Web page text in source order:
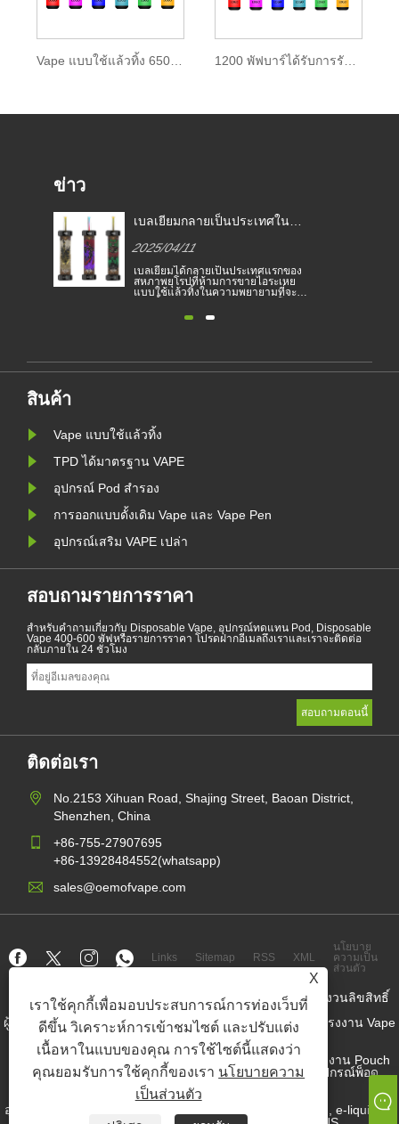
Vape แบบใช้แล้วทิ้ง 650mah 1200 Puffs
X
เราใช้คุกกี้เพื่อมอบประสบการณ์การท่องเว็บที่
ดีขึ้น วิเคราะห์การเข้าชมไซต์ และปรับแต่ง
เนื้อหาในแบบของคุณ การใช้ไซต์นี้แสดงว่า
คุณยอมรับการใช้คุกกี้ของเรา นโยบายความ
เป็นส่วนตัว
ข่าว
กฎหมายบุหรี่อิเล็กทรอนิกส์ใน
2025/04/11
บุหรี่อิเล็กทรอนิกส์ได้กลายเป็น
ผลิตภัณฑ์ยอดนิยมที่ช่วยให้ผู้บริโภคลด
การสูบบุหรี่หรือเลิกสูบบุหรี่ บทความนี้
ของบุหรี่อิเล็กทรอนิกส์ตามประเทศ
ต่างๆ นอกจากนี้ยังมีบางประเทศและ
ค......
สินค้า
Vape แบบใช้แล้วทิ้ง
TPD ได้มาตรฐาน VAPE
อุปกรณ์ Pod สำรอง
การออกแบบดั้งเดิม Vape และ Vape Pen
อุปกรณ์เสริม VAPE เปล่า
สอบถามรายการราคา
สำหรับคำถามเกี่ยวกับ Disposable Vape, อุปกรณ์ทดแทน Pod, Disposable
Vape 400-600 พัฟหรือรายการราคา โปรดฝากอีเมลถึงเราและเราจะติดต่อ
กลับภายใน 24 ชั่วโมง
ติดต่อเรา
No.2153 Xihuan Road, Shajing Street, Baoan District,
Shenzhen, China
+86-755-27907695
+86-13928484552(whatsapp)
sales@oemofvape.com
Links Sitemap RSS XML
นโยบาย
ความเป็น
ส่วนตัว
ลิขสิทธิ์© 2022 APLUS Precision Technology Co. , Ltd. สงวนลิขสิทธิ์
ผู้ผลิตคาร์ทริดจ์จีน, อุปกรณ์พ็อดทดแทน, vape ที่ใช้แล้วทิ้ง, โรงงาน Vape
OEM, บุหรี่อิเล็กทรอนิกส์
Nicotine Pouch Wholesaler, ผู้จำหน่ายกระเป๋านิโคติน, โรงงาน Pouch
Nicotine OEM, โรงงาน OEM SNUS, กระเป๋านิโคติน, อุปกรณ์พ็อด
prefilled
อุปกรณ์พ็อดแบบเติม, ระบบพ็อด, อุปกรณ์พ็อดปิด, ชุดเปิดพ็อด, e-liquid, e-